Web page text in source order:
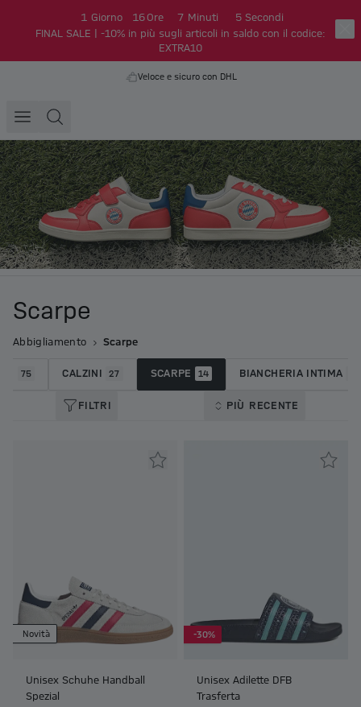
1 Giorno 16 Ore 7 Minuti 4 Secondi
FINAL SALE | -10% in più sugli articoli in saldo con il codice:
EXTRA10
Veloce e sicuro con DHL
Scarpe
Abbigliamento Scarpe
75 CALZINI 27 SCARPE 14 BIANCHERIA INTIMA
FILTRI PIÙ RECENTE
Novità
Unisex Schuhe Handball
Spezial
-30%
Unisex Adilette DFB
Trasferta